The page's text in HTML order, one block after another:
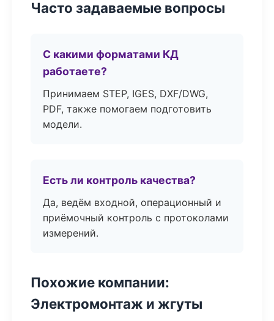
Часто задаваемые вопросы
С какими форматами КД
работаете?
Принимаем STEP, IGES, DXF/DWG,
PDF, также помогаем подготовить
модели.
Есть ли контроль качества?
Да, ведём входной, операционный и
приёмочный контроль с протоколами
измерений.
Похожие компании:
Электромонтаж и жгуты